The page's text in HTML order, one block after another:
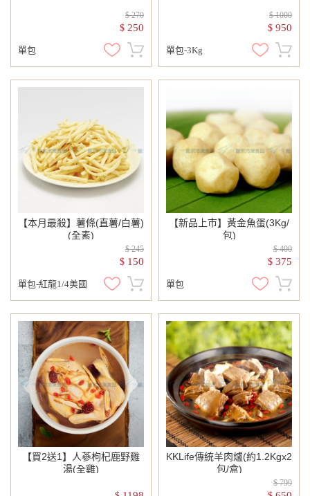
$ 270
$ 250
單包
$ 1000
$ 950
單包-3Kg
【本月最殺】薯條(直薯/白薯)
(全素)
$ 245
$ 150
單包-紅龍1/4美國
【新品上市】黃金魚蛋(3Kg/
包)
$ 400
$ 375
單包
【買2送1】人蔘枸杞鹿野雞
湯(全雞)
KKLife傳統羊肉爐(約1.2Kgx2
包/盒)
$ 799